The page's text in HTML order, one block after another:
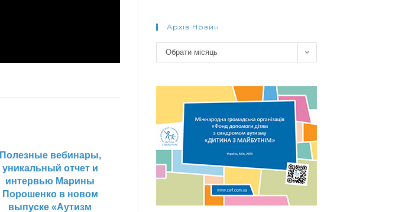
Полезные вебинары,
уникальный отчет и
интервью Марины
Порошенко в новом
выпуске «Аутизм
Архів Новин
Архів
новин
Обрати місяць